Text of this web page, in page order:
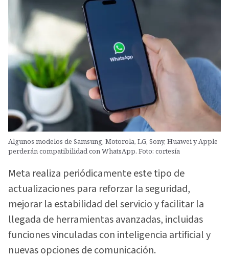
Algunos modelos de Samsung, Motorola, LG, Sony, Huawei y Apple
perderán compatibilidad con WhatsApp. Foto: cortesía
Meta realiza periódicamente este tipo de
actualizaciones para reforzar la seguridad,
mejorar la estabilidad del servicio y facilitar la
llegada de herramientas avanzadas, incluidas
funciones vinculadas con inteligencia artificial y
nuevas opciones de comunicación.